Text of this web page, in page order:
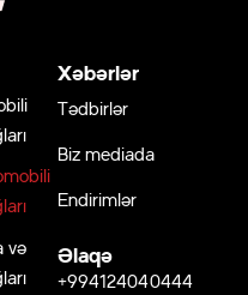
və
Xəbərlər
Tədbirlər
Biz mediada
Endirimlər
Əlaqə
+994124040444